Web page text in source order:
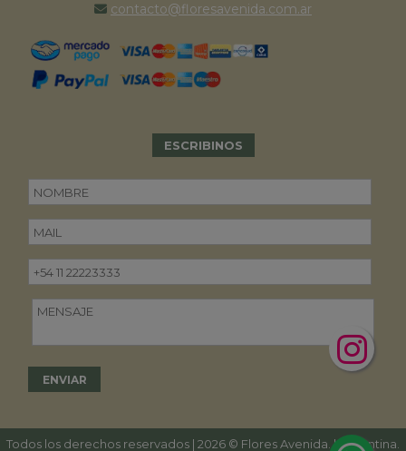
contacto@floresavenida.com.ar
ESCRIBINOS
Todos los derechos reservados | 2026 © Flores Avenida. | Argentina.